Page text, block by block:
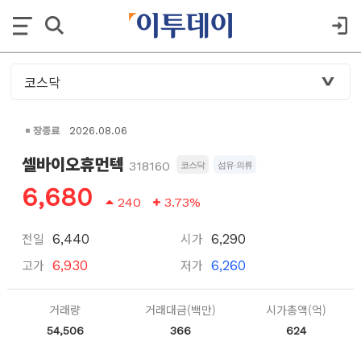
장종료 2026.08.06
셀바이오휴먼텍 318160 코스닥 섬유·의류
6,680 240 3.73%
전일 6,440
고가 6,930
시가 6,290
저가 6,260
거래량
54,506
거래대금(백만)
366
시가총액(억)
624